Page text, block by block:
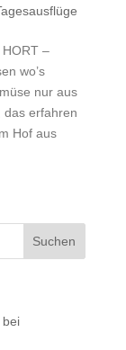
HORT –
wo’s
nur aus
das erfahren
Hof aus
bei